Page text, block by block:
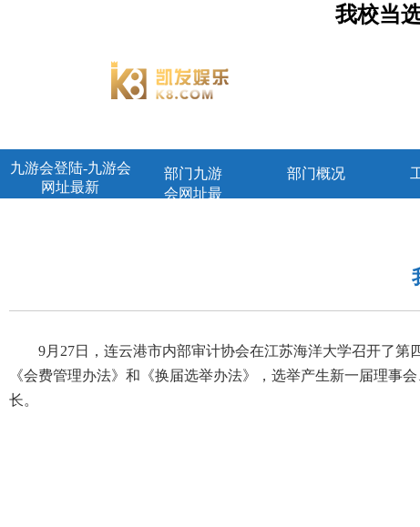
我校当
九游会登陆-九游会
网址最新
部门九游
会网址最
部门概况
9月27日，连云港市内部审计协会在江苏海洋大学召开了
《会费管理办法》和《换届选举办法》，选举产生新一届理事
长。